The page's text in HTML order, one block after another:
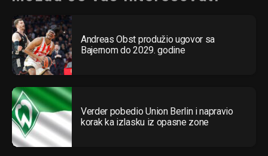
Andreas Obst produžio ugovor sa
Bajernom do 2029. godine
Verder pobedio Union Berlin i napravio
korak ka izlasku iz opasne zone